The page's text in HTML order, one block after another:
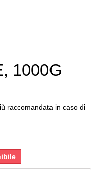
1000G
raccomandata in caso di